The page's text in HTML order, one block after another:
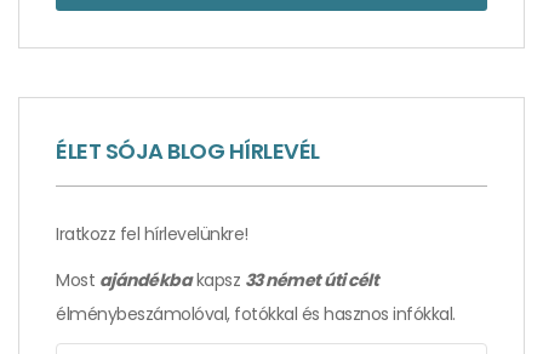
Élmények, amelyektől Isztambul a nélkülözhetetlen
hagyma lett – 2. rész
ÉLET SÓJA BLOG HÍRLEVÉL
Iratkozz fel hírlevelünkre!
Most ajándékbakapsz 33 német úti célt
élménybeszámolóval, fotókkal és hasznos infókkal.